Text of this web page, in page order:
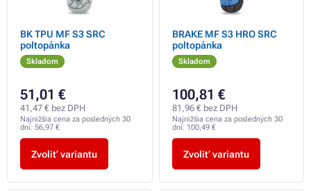
BK TPU MF S3 SRC
poltopánka
Skladom
51,01 €
41,47 € bez DPH
Najnižšia cena za posledných 30
dní: 56,97 €
Zvoliť variantu
BRAKE MF S3 HRO SRC
poltopánka
Skladom
100,81 €
81,96 € bez DPH
Najnižšia cena za posledných 30
dní: 100,49 €
Zvoliť variantu